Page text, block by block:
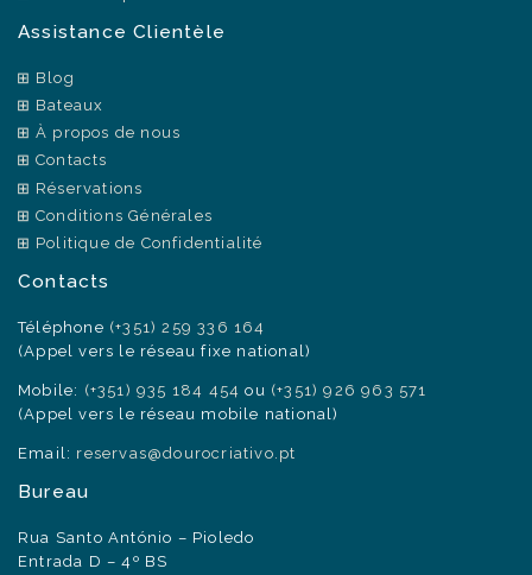
Assistance Clientèle
Blog
Bateaux
À propos de nous
Contacts
Réservations
Conditions Générales
Politique de Confidentialité
Contacts
Téléphone (+351) 259 336 164
(Appel vers le réseau fixe national)
Mobile: (+351) 935 184 454 ou (+351) 926 963 571
(Appel vers le réseau mobile national)
Email: reservas@dourocriativo.pt
Bureau
Rua Santo António – Pioledo
Entrada D – 4º BS